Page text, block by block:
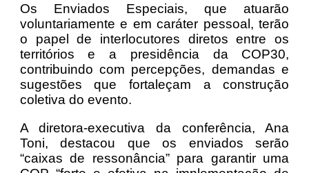
Os Enviados Especiais, que atuarão
voluntariamente e em caráter pessoal, terão
o papel de interlocutores diretos entre os
territórios e a presidência da COP30,
contribuindo com percepções, demandas e
sugestões que fortaleçam a construção
coletiva do evento.
A diretora-executiva da conferência, Ana
Toni, destacou que os enviados serão
“caixas de ressonância” para garantir uma